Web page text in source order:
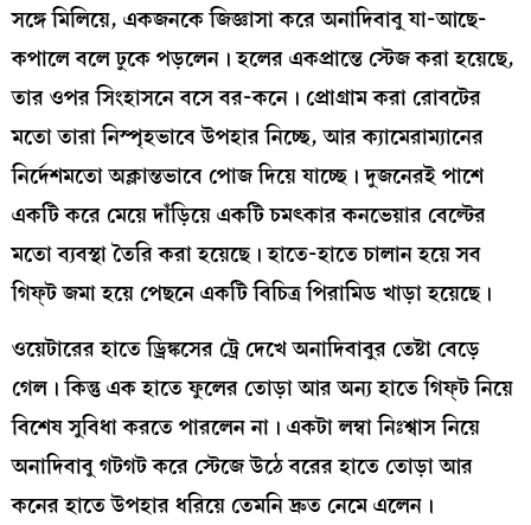
সঙ্গে মিলিয়ে, একজনকে জিজ্ঞাসা করে অনাদিবাবু যা-আছে-
কপালে বলে ঢুকে পড়লেন। হলের একপ্রান্তে স্টেজ করা হয়েছে,
তার ওপর সিংহাসনে বসে বর-কনে। প্রোগ্রাম করা রোবটের
মতো তারা নিস্পৃহভাবে উপহার নিচ্ছে, আর ক্যামেরাম্যানের
নির্দেশমতো অক্লান্তভাবে পোজ দিয়ে যাচ্ছে। দুজনেরই পাশে
একটি করে মেয়ে দাঁড়িয়ে একটি চমৎকার কনভেয়ার বেল্টের
মতো ব্যবস্থা তৈরি করা হয়েছে। হাতে-হাতে চালান হয়ে সব
গিফ্‌ট জমা হয়ে পেছনে একটি বিচিত্র পিরামিড খাড়া হয়েছে।
ওয়েটারের হাতে ড্রিঙ্কসের ট্রে দেখে অনাদিবাবুর তেষ্টা বেড়ে
গেল। কিন্তু এক হাতে ফুলের তোড়া আর অন্য হাতে গিফ্‌ট নিয়ে
বিশেষ সুবিধা করতে পারলেন না। একটা লম্বা নিঃশ্বাস নিয়ে
অনাদিবাবু গটগট করে স্টেজে উঠে বরের হাতে তোড়া আর
কনের হাতে উপহার ধরিয়ে তেমনি দ্রুত নেমে এলেন।